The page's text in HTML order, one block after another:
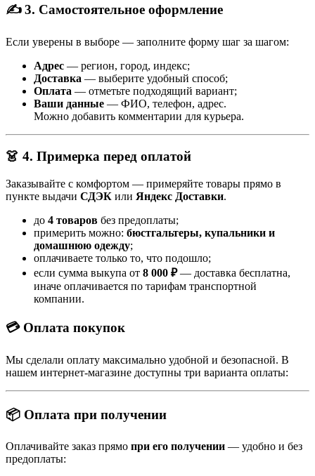
✍️ 3. Самостоятельное оформление
Если уверены в выборе — заполните форму шаг за шагом:
Адрес — регион, город, индекс;
Доставка — выберите удобный способ;
Оплата — отметьте подходящий вариант;
Ваши данные — ФИО, телефон, адрес.
Можно добавить комментарии для курьера.
👗 4. Примерка перед оплатой
Заказывайте с комфортом — примеряйте товары прямо в
пункте выдачи СДЭК или Яндекс Доставки.
до 4 товаров без предоплаты;
примерить можно: бюстгальтеры, купальники и
домашнюю одежду;
оплачиваете только то, что подошло;
если сумма выкупа от 8 000 ₽— доставка бесплатна,
иначе оплачивается по тарифам транспортной
компании.
💳 Оплата покупок
Мы сделали оплату максимально удобной и безопасной. В
нашем интернет-магазине доступны три варианта оплаты:
📦 Оплата при получении
Оплачивайте заказ прямо при его получении — удобно и без
предоплаты: